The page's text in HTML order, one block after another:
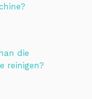
die
reinigen?